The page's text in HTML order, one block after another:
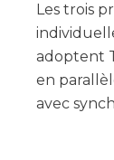
Les trois
adoptent
en
avec